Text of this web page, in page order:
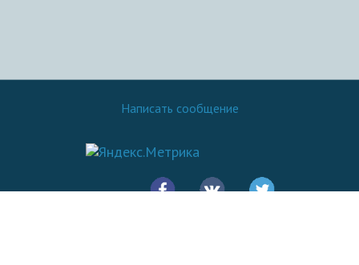
Написать сообщение